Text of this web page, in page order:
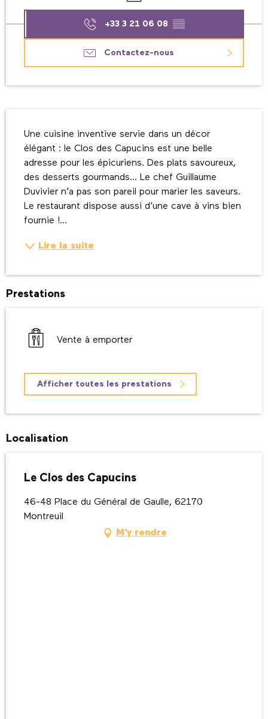
+33 3 21 06 08 ▒▒
Contactez-nous
Une cuisine inventive servie dans un décor
élégant : le Clos des Capucins est une belle
adresse pour les épicuriens. Des plats savoureux,
des desserts gourmands... Le chef Guillaume
Duvivier n’a pas son pareil pour marier les saveurs.
Le restaurant dispose aussi d’une cave à vins bien
fournie !...
Lire la suite
Prestations
Vente à emporter
Afficher toutes les prestations
Localisation
Le Clos des Capucins
46-48 Place du Général de Gaulle, 62170
Montreuil
M'y rendre